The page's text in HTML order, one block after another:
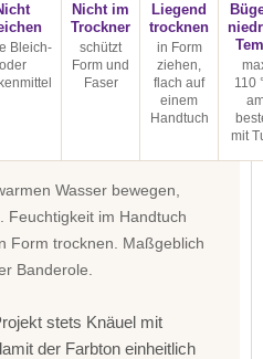
Bleich-
oder
Nicht im
Trockner
schützt
Form und
Faser
Liegend
trocknen
in Form
ziehen,
flach auf
einem
Handtuch
110
mit
Wasser bewegen,
Feuchtigkeit im Handtuch
Form trocknen. Maßgeblich
Banderole.
stets Knäuel mit
der Farbton einheitlich